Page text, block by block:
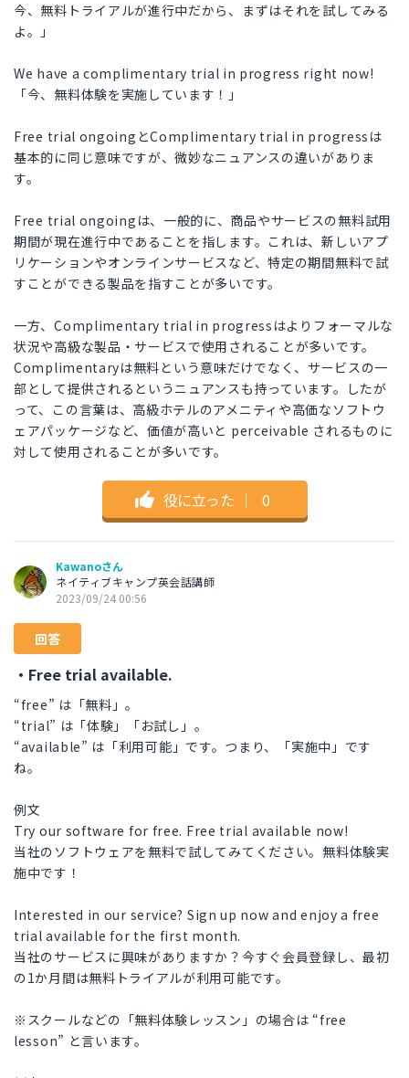
今、無料トライアルが進行中だから、まずはそれを試してみる
よ。」
We have a complimentary trial in progress right now!
「今、無料体験を実施しています！」
Free trial ongoingとComplimentary trial in progressは
基本的に同じ意味ですが、微妙なニュアンスの違いがありま
す。
Free trial ongoingは、一般的に、商品やサービスの無料試用
期間が現在進行中であることを指します。これは、新しいアプ
リケーションやオンラインサービスなど、特定の期間無料で試
すことができる製品を指すことが多いです。
一方、Complimentary trial in progressはよりフォーマルな
状況や高級な製品・サービスで使用されることが多いです。
Complimentaryは無料という意味だけでなく、サービスの一
部として提供されるというニュアンスも持っています。したが
って、この言葉は、高級ホテルのアメニティや高価なソフトウ
ェアパッケージなど、価値が高いと perceivable されるものに
対して使用されることが多いです。
役に立った ｜ 0
Kawanoさん
ネイティブキャンプ英会話講師
2023/09/24 00:56
回答
・Free trial available.
“free” は「無料」。
“trial” は「体験」「お試し」。
“available” は「利用可能」です。つまり、「実施中」です
ね。
例文
Try our software for free. Free trial available now!
当社のソフトウェアを無料で試してみてください。無料体験実
施中です！
Interested in our service? Sign up now and enjoy a free
trial available for the first month.
当社のサービスに興味がありますか？今すぐ会員登録し、最初
の1か月間は無料トライアルが利用可能です。
※スクールなどの「無料体験レッスン」の場合は “free
lesson” と言います。